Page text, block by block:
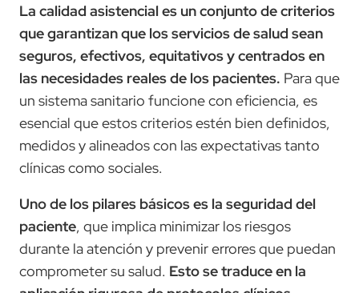
La calidad asistencial es un conjunto de criterios
que garantizan que los servicios de salud sean
seguros, efectivos, equitativos y centrados en
las necesidades reales de los pacientes. Para que
un sistema sanitario funcione con eficiencia, es
esencial que estos criterios estén bien definidos,
medidos y alineados con las expectativas tanto
clínicas como sociales.
Uno de los pilares básicos es la seguridad del
paciente, que implica minimizar los riesgos
durante la atención y prevenir errores que puedan
comprometer su salud. Esto se traduce en la